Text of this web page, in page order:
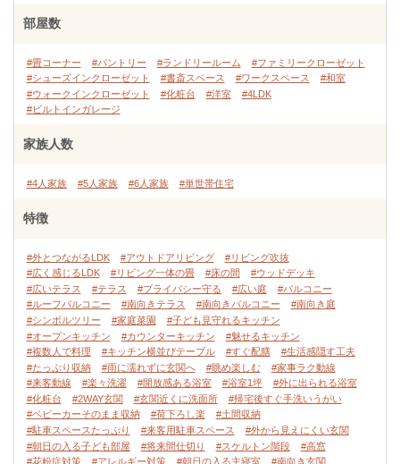
部屋数
#畳コーナー #パントリー #ランドリールーム
#ファミリークローゼット
#シューズインクローゼット
#書斎スペース #ワークスペース
#和室
#ウォークインクローゼット
#化粧台 #洋室
#4LDK
#ビルトインガレージ
家族人数
#4人家族 #5人家族 #6人家族 #単世帯住宅
特徴
#外とつながるLDK #アウトドアリビング
#リビング吹抜
#広く感じるLDK
#リビング一体の畳 #床の間
#ウッドデッキ
#広いテラス
#テラス #プライバシー守る #広い庭
#バルコニー
#ルーフバルコニー
#南向きテラス #南向きバルコニー
#南向き庭
#シンボルツリー
#家庭菜園
#子ども見守れるキッチン
#オープンキッチン
#カウンターキッチン
#魅せるキッチン
#複数人で料理
#キッチン横並びテーブル #すぐ配膳
#生活感隠す工夫
#たっぷり収納
#雨に濡れずに玄関へ #眺め楽しむ
#家事ラク動線
#来客動線
#楽々洗濯 #開放感ある浴室 #浴室1坪
#外に出られる浴室
#化粧台
#2WAY玄関 #玄関近くに洗面所
#帰宅後すぐ手洗いうがい
#ベビーカーそのまま収納
#荷下ろし楽
#土間収納
#駐車スペースたっぷり
#来客用駐車スペース
#外から見えにくい玄関
#朝日の入る子ども部屋
#将来間仕切り #スケルトン階段
#高窓
#花粉症対策
#アレルギー対策 #朝日の入る主寝室 #南向き玄関